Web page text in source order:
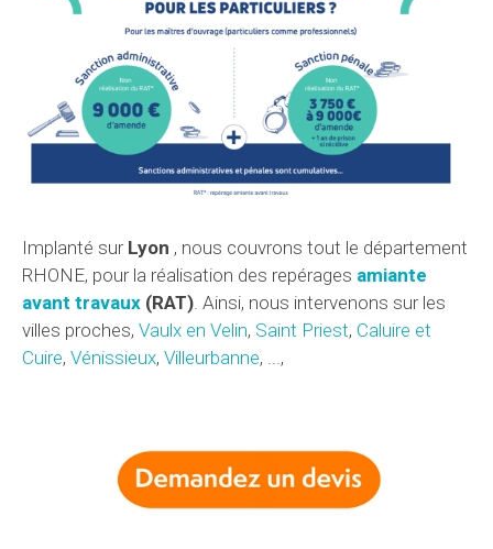
Implanté sur Lyon , nous couvrons tout le département
RHONE, pour la réalisation des repérages amiante
avant travaux (RAT) . Ainsi, nous intervenons sur les
villes proches, Vaulx en Velin, Saint Priest, Caluire et
Cuire, Vénissieux, Villeurbanne, ...,